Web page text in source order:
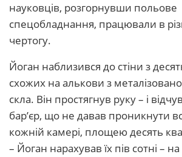
науковців, розгорнувши польове
спецобладнання, працювали в
чертогу.
Йоган наблизився до стіни з
схожих на алькови з
скла. Він простягнув руку – і
бар’єр, що не давав проникнути
кожній камері, площею десять
– Йоган нарахував їх пів сотні –